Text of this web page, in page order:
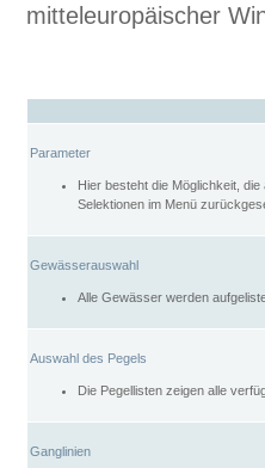
mitteleuropäischer
Parameter
Hier besteht die Möglichkeit,
Selektionen im Menü
Gewässerauswahl
Alle Gewässer werden
Auswahl des Pegels
Die Pegellisten zeigen alle
Ganglinien